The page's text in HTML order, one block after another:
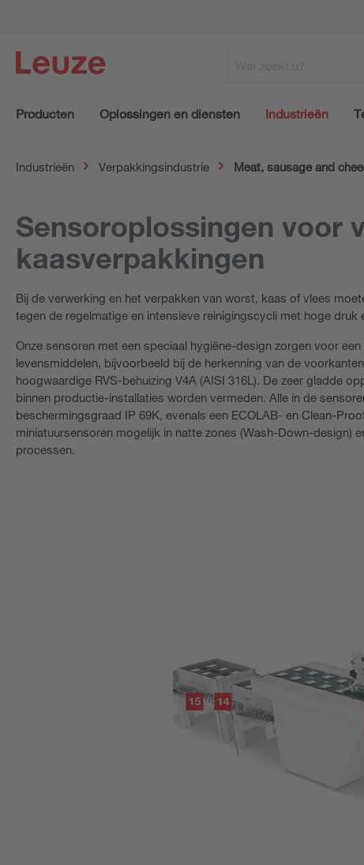
Producten Oplossingen en diensten Industrieën
Industrieën Verpakkingsindustrie Meat, sausage and
Sensoroplossingen voor
kaasverpakkingen
Bij de verwerking en het verpakken van worst, kaas of vlees
tegen de regelmatige en intensieve reinigingscycli met hoge druk
Onze sensoren met een speciaal hygiëne-design zorgen voor
levensmiddelen, bijvoorbeeld bij de herkenning van de
hoogwaardige RVS-behuizing V4A (AISI 316L). De zeer gladde
binnen productie-installaties worden vermeden. Alle in de
beschermingsgraad IP 69K, evenals een ECOLAB- en Clean-
miniatuursensoren mogelijk in natte zones (Wash-Down-design)
processen.